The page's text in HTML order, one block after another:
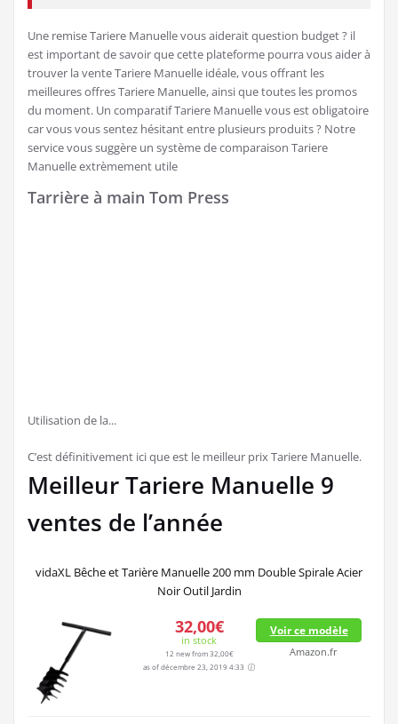
Une remise Tariere Manuelle vous aiderait question budget ? il
est important de savoir que cette plateforme pourra vous aider à
trouver la vente Tariere Manuelle idéale, vous offrant les
meilleures offres Tariere Manuelle, ainsi que toutes les promos
du moment. Un comparatif Tariere Manuelle vous est obligatoire
car vous vous sentez hésitant entre plusieurs produits ? Notre
service vous suggère un système de comparaison Tariere
Manuelle extrèmement utile
Tarrière à main Tom Press
Utilisation de la...
C’est définitivement ici que est le meilleur prix Tariere Manuelle.
Meilleur Tariere Manuelle 9
ventes de l’année
vidaXL Bêche et Tarière Manuelle 200 mm Double Spirale Acier
Noir Outil Jardin
32,00€
in stock
12 new from 32,00€
as of décembre 23, 2019 4:33
Voir ce modèle
Amazon.fr